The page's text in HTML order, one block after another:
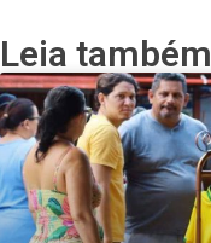
Leia também